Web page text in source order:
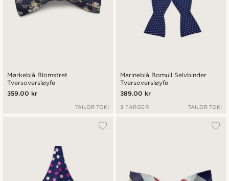
Mørkeblå Blomstret
Tversoversløyfe
359.00 kr
TAILOR TOKI
Marineblå Bomull Selvbinder
Tversoversløyfe
389.00 kr
3 FARGER TAILOR TOKI